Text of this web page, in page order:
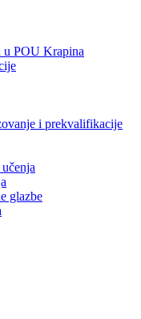
u POU Krapina
i prekvalifikacije
glazbe